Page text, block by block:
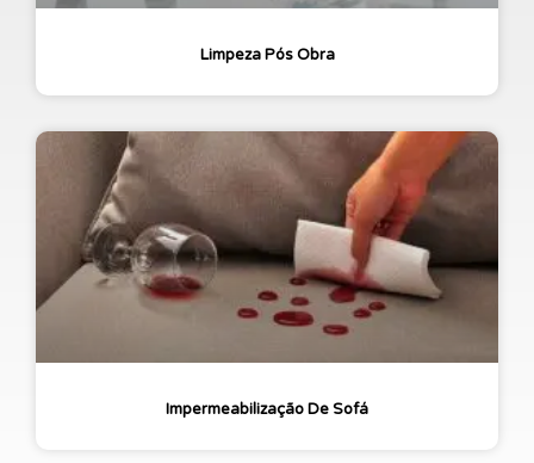
Limpeza Pós Obra
Impermeabilização De Sofá